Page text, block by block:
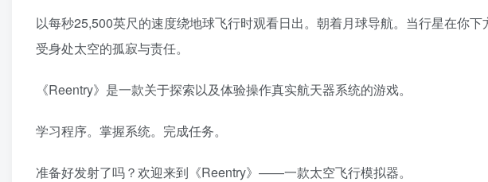
以每秒25,500英尺的速度绕地球飞行时观看日出。朝着月球导航。当行星在你
受身处太空的孤寂与责任。
《Reentry》是一款关于探索以及体验操作真实航天器系统的游戏。
学习程序。掌握系统。完成任务。
准备好发射了吗？欢迎来到《Reentry》——一款太空飞行模拟器。